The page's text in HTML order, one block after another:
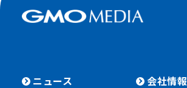
ニュース
会社情報